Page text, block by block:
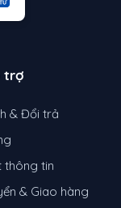
trợ
& Đổi trả
thông tin
& Giao hàng